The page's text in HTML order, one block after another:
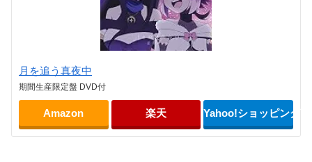
月を追う真夜中
期間生産限定盤 DVD付
Amazon 楽天 Yahoo!ショッピング